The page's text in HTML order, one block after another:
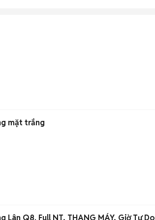
mặt trắng
Lân Q8. Full NT, THANG MÁY, Giờ Tự Do